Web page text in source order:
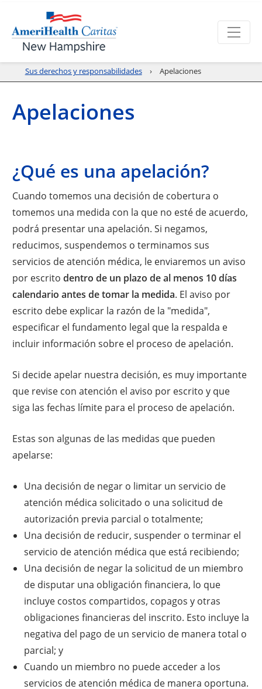
Sus derechos y responsabilidades Apelaciones
Apelaciones
¿Qué es una apelación?
Cuando tomemos una decisión de cobertura o
tomemos una medida con la que no esté de acuerdo,
podrá presentar una apelación. Si negamos,
reducimos, suspendemos o terminamos sus
servicios de atención médica, le enviaremos un aviso
por escritodentro de un plazo de al menos 10 días
calendario antes de tomar la medida. El aviso por
escrito debe explicar la razón de la "medida",
especificar el fundamento legal que la respalda e
incluir información sobre el proceso de apelación.
Si decide apelar nuestra decisión, es muy importante
que revise con atención el aviso por escrito y que
siga las fechas límite para el proceso de apelación.
Estas son algunas de las medidas que pueden
apelarse:
Una decisión de negar o limitar un servicio de
atención médica solicitado o una solicitud de
autorización previa parcial o totalmente;
Una decisión de reducir, suspender o terminar el
servicio de atención médica que está recibiendo;
Una decisión de negar la solicitud de un miembro
de disputar una obligación financiera, lo que
incluye costos compartidos, copagos y otras
obligaciones financieras del inscrito. Esto incluye la
negativa del pago de un servicio de manera total o
parcial; y
Cuando un miembro no puede acceder a los
servicios de atención médica de manera oportuna.